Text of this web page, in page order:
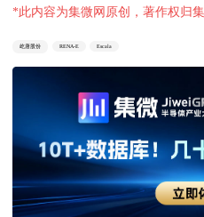
*此内容为集微网原创，著作权归
屹唐股份 RENA-E Escala